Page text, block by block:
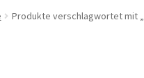
Produkte verschlagwortet mit